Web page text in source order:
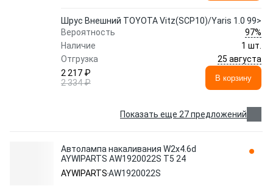
Шрус Внешний TOYOTA Vitz(SCP10)/Yaris 1.0 99>
Вероятность
97%
Наличие
1 шт.
Отгрузка
25 августа
2 217 ₽
2 334 ₽
В корзину
Показать еще 27 предложений
Автолампа накаливания W2x4.6d
AYWIPARTS AW1920022S T5 24
AYWIPARTSAW1920022S